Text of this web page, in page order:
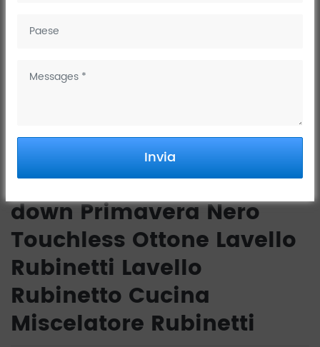
Invia
JY-8826 pull-out/pull-
down Primavera Nero
Touchless Ottone Lavello
Rubinetti Lavello
Rubinetto Cucina
Miscelatore Rubinetti